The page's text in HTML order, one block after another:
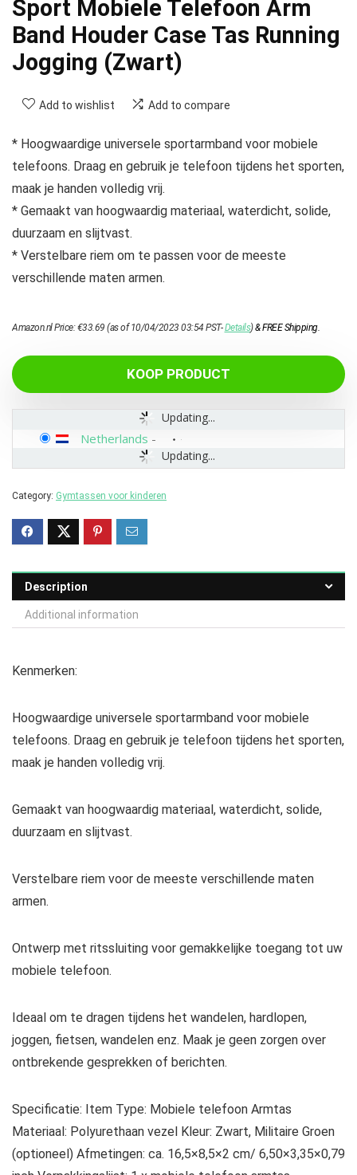
Sport Mobiele Telefoon Arm
Band Houder Case Tas Running
Jogging (Zwart)
Add to wishlist Add to compare
* Hoogwaardige universele sportarmband voor mobiele
telefoons. Draag en gebruik je telefoon tijdens het sporten,
maak je handen volledig vrij.
* Gemaakt van hoogwaardig materiaal, waterdicht, solide,
duurzaam en slijtvast.
* Verstelbare riem om te passen voor de meeste
verschillende maten armen.
Amazon.nl Price:€33.69 (as of 10/04/2023 03:54 PST-Details)&FREE Shipping.
KOOP PRODUCT
Updating...
Updating...
Netherlands -
Category: Gymtassen voor kinderen
Description
Additional information
Kenmerken:
Hoogwaardige universele sportarmband voor mobiele
telefoons. Draag en gebruik je telefoon tijdens het sporten,
maak je handen volledig vrij.
Gemaakt van hoogwaardig materiaal, waterdicht, solide,
duurzaam en slijtvast.
Verstelbare riem voor de meeste verschillende maten
armen.
Ontwerp met ritssluiting voor gemakkelijke toegang tot uw
mobiele telefoon.
Ideaal om te dragen tijdens het wandelen, hardlopen,
joggen, fietsen, wandelen enz. Maak je geen zorgen over
ontbrekende gesprekken of berichten.
Specificatie: Item Type: Mobiele telefoon Armtas
Materiaal: Polyurethaan vezel Kleur: Zwart, Militaire Groen
(optioneel) Afmetingen: ca. 16,5×8,5×2 cm/ 6,50×3,35×0,79